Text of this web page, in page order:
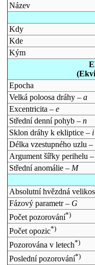
Název
Kdy
Kde
Kým
Epocha
Velká poloosa dráhy – a
Excentricita – e
Střední denní pohyb – n
Sklon dráhy k ekliptice – i
Délka vzestupného uzlu –
Argument šířky perihelu
Střední anomálie – M
Absolutní hvězdná
Fázový parametr – G
Počet pozorování*)
Počet opozic*)
Pozorována v letech*)
Poslední pozorování*)